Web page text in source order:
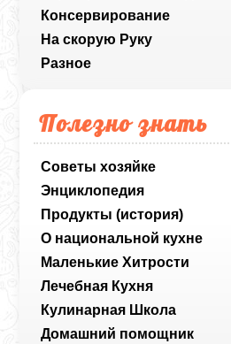
Консервирование
На скорую Руку
Разное
Полезно знать
Советы хозяйке
Энциклопедия
Продукты (история)
О национальной кухне
Маленькие Хитрости
Лечебная Кухня
Кулинарная Школа
Домашний помощник